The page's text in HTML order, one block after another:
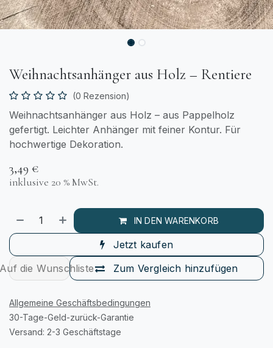
Weihnachtsanhänger aus Holz – Rentiere
(0 Rezension)
Weihnachtsanhänger aus Holz – aus Pappelholz
gefertigt. Leichter Anhänger mit feiner Kontur. Für
hochwertige Dekoration.
3,49 €
inklusive 20 % MwSt.
IN DEN WARENKORB
Jetzt kaufen
Zum Vergleich hinzufügen
Auf die Wunschliste
Allgemeine Geschäftsbedingungen
30-Tage-Geld-zurück-Garantie
Versand: 2-3 Geschäftstage